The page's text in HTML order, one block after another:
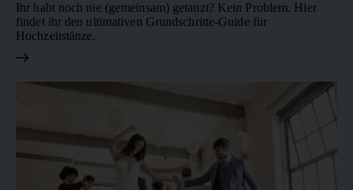
Ihr habt noch nie (gemeinsam) getanzt? Kein Problem. Hier
findet ihr den ultimativen Grundschritte-Guide für
Hochzeitstänze.